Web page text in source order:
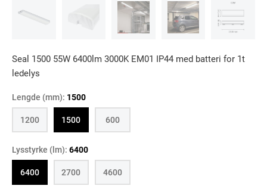
Seal 1500 55W 6400lm 3000K EM01 IP44 med batteri for 1t
ledelys
Lengde (mm): 1500
1200
1500 600
Lysstyrke (lm): 6400
6400
2700 4600